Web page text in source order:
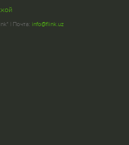
| Почта: info@flink.uz